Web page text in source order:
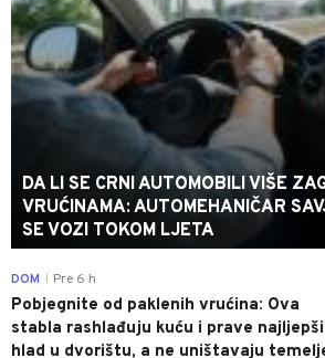
DA LI SE CRNI AUTOMOBILI VIŠE
VRUĆINAMA: AUTOMEHANIČAR
SE VOZI TOKOM LJETA
DOM Pre 6 h
Pobjegnite od paklenih vrućina: Ova
stabla rashlađuju kuću i prave najljepši
hlad u dvorištu, a ne uništavaju